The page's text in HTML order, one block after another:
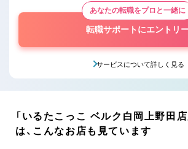
あなたの転職をプロと一緒に
転職サポートにエントリ
サービスについて詳しく見る
「いるたこっこ ベルク白岡上野田
は、こんなお店も見ています